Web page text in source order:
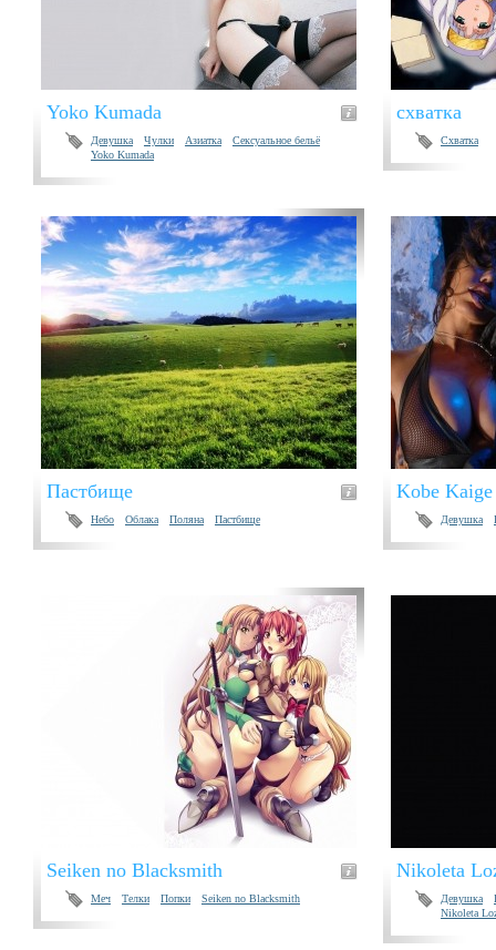
Yoko Kumada
Девушка Чулки Азиатка
Сексуальное бельё
Yoko Kumada
схватка
Схватка
Пастбище
Небо Облака Поляна Пастбище
Kobe Kaige
Девушка
Seiken no Blacksmith
Меч Телки Попки Seiken no Blacksmith
Nikoleta
Девушка
Nikoleta